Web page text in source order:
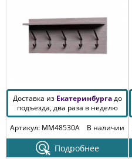
Доставка из Екатеринбургадо
подъезда, два раза в неделю
Артикул: MM48530A
В наличии
Подробнее